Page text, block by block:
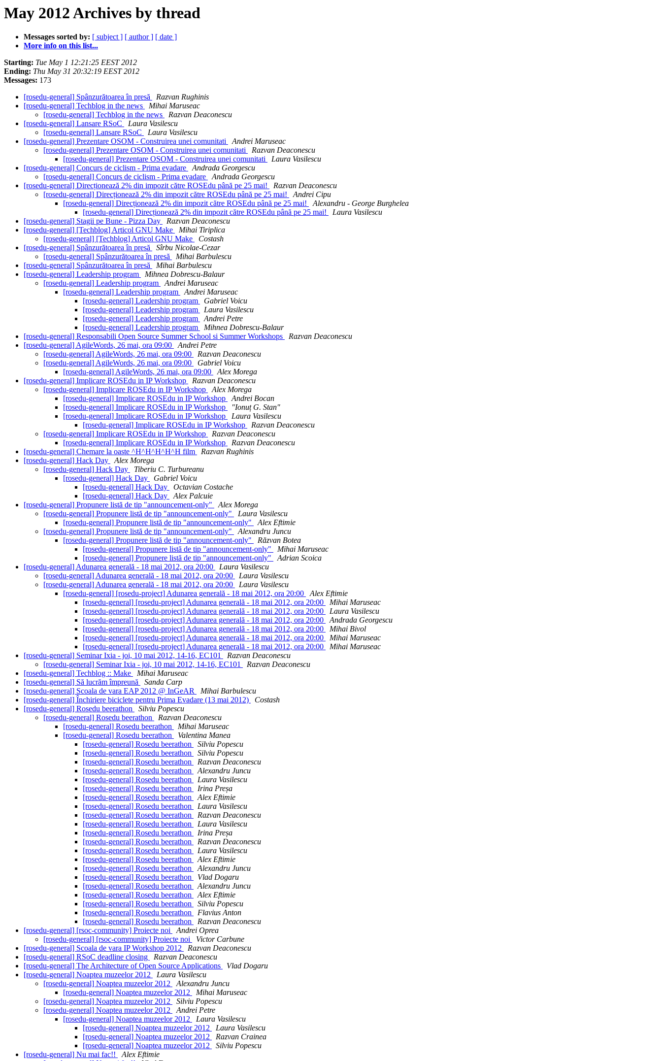
May 2012 Archives by thread
Messages sorted by: [ subject ] [ author ] [ date ]
More info on this list...
Starting: Tue May 1 12:21:25 EEST 2012
Ending: Thu May 31 20:32:19 EEST 2012
Messages: 173
[rosedu-general] Spânzurătoarea în presă
Razvan Rughinis
[rosedu-general] Techblog in the news
Mihai Maruseac
[rosedu-general] Techblog in the news
Razvan Deaconescu
[rosedu-general] Lansare RSoC
Laura Vasilescu
[rosedu-general] Lansare RSoC
Laura Vasilescu
[rosedu-general] Prezentare OSOM - Construirea unei comunitati
Andrei Maruseac
[rosedu-general] Prezentare OSOM - Construirea unei comunitati
Razvan Deaconescu
[rosedu-general] Prezentare OSOM - Construirea unei comunitati
Laura Vasilescu
[rosedu-general] Concurs de ciclism - Prima evadare
Andrada Georgescu
[rosedu-general] Concurs de ciclism - Prima evadare
Andrada Georgescu
[rosedu-general] Direcționează 2% din impozit către ROSEdu până pe 25 mai!
Razvan Deaconescu
[rosedu-general] Direcționează 2% din impozit către ROSEdu până pe 25 mai!
Andrei Cipu
[rosedu-general] Direcționează 2% din impozit către ROSEdu până pe 25 mai!
Alexandru - George Burghelea
[rosedu-general] Direcționează 2% din impozit către ROSEdu până pe 25 mai!
Laura Vasilescu
[rosedu-general] Stagii pe Bune - Pizza Day
Razvan Deaconescu
[rosedu-general] [Techblog] Articol GNU Make
Mihai Tiriplica
[rosedu-general] [Techblog] Articol GNU Make
Costash
[rosedu-general] Spânzurătoarea în presă
Sîrbu Nicolae-Cezar
[rosedu-general] Spânzurătoarea în presă
Mihai Barbulescu
[rosedu-general] Spânzurătoarea în presă
Mihai Barbulescu
[rosedu-general] Leadership program
Mihnea Dobrescu-Balaur
[rosedu-general] Leadership program
Andrei Maruseac
[rosedu-general] Leadership program
Andrei Maruseac
[rosedu-general] Leadership program
Gabriel Voicu
[rosedu-general] Leadership program
Laura Vasilescu
[rosedu-general] Leadership program
Andrei Petre
[rosedu-general] Leadership program
Mihnea Dobrescu-Balaur
[rosedu-general] Responsabili Open Source Summer School si Summer Workshops
Razvan Deaconescu
[rosedu-general] AgileWords, 26 mai, ora 09:00
Andrei Petre
[rosedu-general] AgileWords, 26 mai, ora 09:00
Razvan Deaconescu
[rosedu-general] AgileWords, 26 mai, ora 09:00
Gabriel Voicu
[rosedu-general] AgileWords, 26 mai, ora 09:00
Alex Morega
[rosedu-general] Implicare ROSEdu in IP Workshop
Razvan Deaconescu
[rosedu-general] Implicare ROSEdu in IP Workshop
Alex Morega
[rosedu-general] Implicare ROSEdu in IP Workshop
Andrei Bocan
[rosedu-general] Implicare ROSEdu in IP Workshop
"Ionuț G. Stan"
[rosedu-general] Implicare ROSEdu in IP Workshop
Laura Vasilescu
[rosedu-general] Implicare ROSEdu in IP Workshop
Razvan Deaconescu
[rosedu-general] Implicare ROSEdu in IP Workshop
Razvan Deaconescu
[rosedu-general] Implicare ROSEdu in IP Workshop
Razvan Deaconescu
[rosedu-general] Chemare la oaste ^H^H^H^H^H film
Razvan Rughinis
[rosedu-general] Hack Day
Alex Morega
[rosedu-general] Hack Day
Tiberiu C. Turbureanu
[rosedu-general] Hack Day
Gabriel Voicu
[rosedu-general] Hack Day
Octavian Costache
[rosedu-general] Hack Day
Alex Palcuie
[rosedu-general] Propunere listă de tip "announcement-only"
Alex Morega
[rosedu-general] Propunere listă de tip "announcement-only"
Laura Vasilescu
[rosedu-general] Propunere listă de tip "announcement-only"
Alex Eftimie
[rosedu-general] Propunere listă de tip "announcement-only"
Alexandru Juncu
[rosedu-general] Propunere listă de tip "announcement-only"
Răzvan Botea
[rosedu-general] Propunere listă de tip "announcement-only"
Mihai Maruseac
[rosedu-general] Propunere listă de tip "announcement-only"
Adrian Scoica
[rosedu-general] Adunarea generală - 18 mai 2012, ora 20:00
Laura Vasilescu
[rosedu-general] Adunarea generală - 18 mai 2012, ora 20:00
Laura Vasilescu
[rosedu-general] Adunarea generală - 18 mai 2012, ora 20:00
Laura Vasilescu
[rosedu-general] [rosedu-project] Adunarea generală - 18 mai 2012, ora 20:00
Alex Eftimie
[rosedu-general] [rosedu-project] Adunarea generală - 18 mai 2012, ora 20:00
Mihai Maruseac
[rosedu-general] [rosedu-project] Adunarea generală - 18 mai 2012, ora 20:00
Laura Vasilescu
[rosedu-general] [rosedu-project] Adunarea generală - 18 mai 2012, ora 20:00
Andrada Georgescu
[rosedu-general] [rosedu-project] Adunarea generală - 18 mai 2012, ora 20:00
Mihai Bivol
[rosedu-general] [rosedu-project] Adunarea generală - 18 mai 2012, ora 20:00
Mihai Maruseac
[rosedu-general] [rosedu-project] Adunarea generală - 18 mai 2012, ora 20:00
Mihai Maruseac
[rosedu-general] Seminar Ixia - joi, 10 mai 2012, 14-16, EC101
Razvan Deaconescu
[rosedu-general] Seminar Ixia - joi, 10 mai 2012, 14-16, EC101
Razvan Deaconescu
[rosedu-general] Techblog :: Make
Mihai Maruseac
[rosedu-general] Să lucrăm împreună
Sanda Carp
[rosedu-general] Scoala de vara EAP 2012 @ InGeAR
Mihai Barbulescu
[rosedu-general] Închiriere biciclete pentru Prima Evadare (13 mai 2012)
Costash
[rosedu-general] Rosedu beerathon
Silviu Popescu
[rosedu-general] Rosedu beerathon
Razvan Deaconescu
[rosedu-general] Rosedu beerathon
Mihai Maruseac
[rosedu-general] Rosedu beerathon
Valentina Manea
[rosedu-general] Rosedu beerathon
Silviu Popescu
[rosedu-general] Rosedu beerathon
Silviu Popescu
[rosedu-general] Rosedu beerathon
Razvan Deaconescu
[rosedu-general] Rosedu beerathon
Alexandru Juncu
[rosedu-general] Rosedu beerathon
Laura Vasilescu
[rosedu-general] Rosedu beerathon
Irina Preșa
[rosedu-general] Rosedu beerathon
Alex Eftimie
[rosedu-general] Rosedu beerathon
Laura Vasilescu
[rosedu-general] Rosedu beerathon
Razvan Deaconescu
[rosedu-general] Rosedu beerathon
Laura Vasilescu
[rosedu-general] Rosedu beerathon
Irina Preșa
[rosedu-general] Rosedu beerathon
Razvan Deaconescu
[rosedu-general] Rosedu beerathon
Laura Vasilescu
[rosedu-general] Rosedu beerathon
Alex Eftimie
[rosedu-general] Rosedu beerathon
Alexandru Juncu
[rosedu-general] Rosedu beerathon
Vlad Dogaru
[rosedu-general] Rosedu beerathon
Alexandru Juncu
[rosedu-general] Rosedu beerathon
Alex Eftimie
[rosedu-general] Rosedu beerathon
Silviu Popescu
[rosedu-general] Rosedu beerathon
Flavius Anton
[rosedu-general] Rosedu beerathon
Razvan Deaconescu
[rosedu-general] [rsoc-community] Proiecte noi
Andrei Oprea
[rosedu-general] [rsoc-community] Proiecte noi
Victor Carbune
[rosedu-general] Scoala de vara IP Workshop 2012
Razvan Deaconescu
[rosedu-general] RSoC deadline closing
Razvan Deaconescu
[rosedu-general] The Architecture of Open Source Applications
Vlad Dogaru
[rosedu-general] Noaptea muzeelor 2012
Laura Vasilescu
[rosedu-general] Noaptea muzeelor 2012
Alexandru Juncu
[rosedu-general] Noaptea muzeelor 2012
Mihai Maruseac
[rosedu-general] Noaptea muzeelor 2012
Silviu Popescu
[rosedu-general] Noaptea muzeelor 2012
Andrei Petre
[rosedu-general] Noaptea muzeelor 2012
Laura Vasilescu
[rosedu-general] Noaptea muzeelor 2012
Laura Vasilescu
[rosedu-general] Noaptea muzeelor 2012
Razvan Crainea
[rosedu-general] Noaptea muzeelor 2012
Silviu Popescu
[rosedu-general] Nu mai fac!!
Alex Eftimie